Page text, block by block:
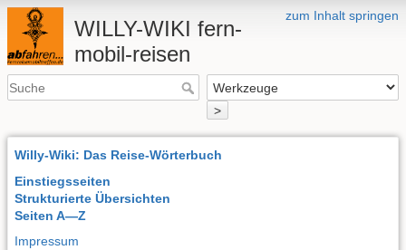
zum Inhalt springen
WILLY-WIKI fern-
mobil-reisen
>
Willy-Wiki: Das Reise-Wörterbuch
Einstiegsseiten
Strukturierte Übersichten
Seiten A—Z
Impressum